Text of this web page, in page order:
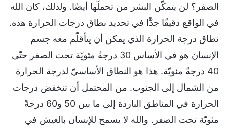
الصفر؟ لن يتمكّن البشر من تحملّها أيضًا. ولذلك، كان الله
في الواقع دقيقًا جدًّا في تحديد نطاق درجات الحرارة هذه.
نطاق درجة الحرارة الذي يمكن أن يتأقلّم معه جسم
الإنسان هو في الأساس 30 درجةً مئويّة تحت الصفر حتّى
40 درجةً مئويّة. هذا هو النطاق الأساسيّ لدرجة الحرارة
من الشمال إلى الجنوب. من المحتمل أن تنخفض درجات
الحرارة في المناطق الباردة إلى ما بين 50 و60 درجةً
مئويّة تحت الصفر. والله لا يسمح للإنسان بالعيش في